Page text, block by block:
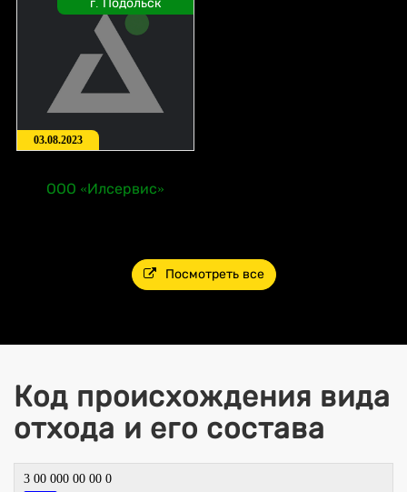
г. Подольск
03.08.2023
ООО «Илсервис»
Посмотреть все
Код происхождения вида
отхода и его состава
3 00 000 00 00 0